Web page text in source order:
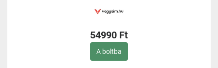
54990 Ft
A boltba